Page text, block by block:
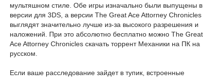
мультяшном стиле. Обе игры изначально были выпущены в
версии для 3DS, а версии The Great Ace Attorney Chronicles
выглядят значительно лучше из-за высокого разрешения и
наложений. При это абсолютно бесплатно можно The Great
Ace Attorney Chronicles скачать торрент Механики на ПК на
русском.
Если ваше расследование зайдет в тупик, встроенные